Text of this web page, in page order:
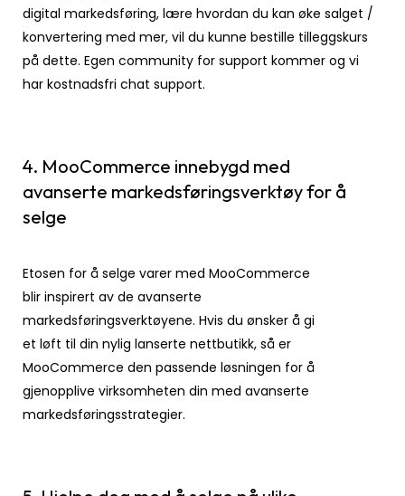
digital markedsføring, lære hvordan du kan øke salget /
konvertering med mer, vil du kunne bestille tilleggskurs
på dette. Egen community for support kommer og vi
har kostnadsfri chat support.
4. MooCommerce innebygd med
avanserte markedsføringsverktøy for å
selge
Etosen for å selge varer med MooCommerce
blir inspirert av de avanserte
markedsføringsverktøyene. Hvis du ønsker å gi
et løft til din nylig lanserte nettbutikk, så er
MooCommerce den passende løsningen for å
gjenopplive virksomheten din med avanserte
markedsføringsstrategier.